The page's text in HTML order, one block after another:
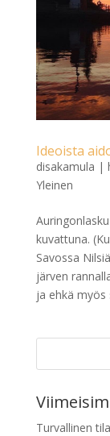
Ideoista
disakamula |
Yleinen
kuvattuna.
Savossa
järven
ja ehkä myös
Turvallinen